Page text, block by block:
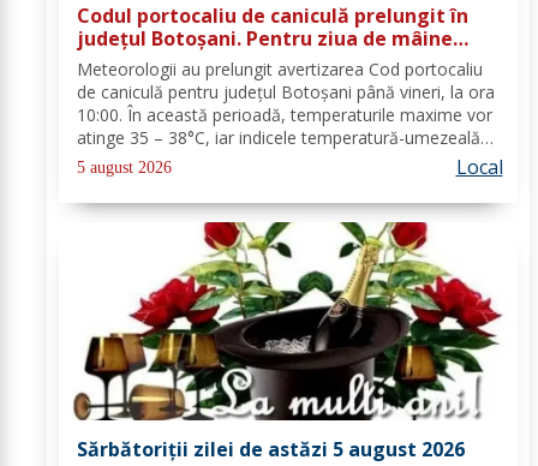
Codul portocaliu de caniculă prelungit în
județul Botoșani. Pentru ziua de mâine
sunt prognozate și furtuni
Meteorologii au prelungit avertizarea Cod portocaliu
de caniculă pentru județul Botoșani până vineri, la ora
10:00. În această perioadă, temperaturile maxime vor
atinge 35 – 38°C, iar indicele temperatură-umezeală
va depăși pragul critic de 80 de unități. Nopțile vor
rămâne tropicale, cu minime...
5 august 2026 Local
Sărbătoriții zilei de astăzi 5 august 2026